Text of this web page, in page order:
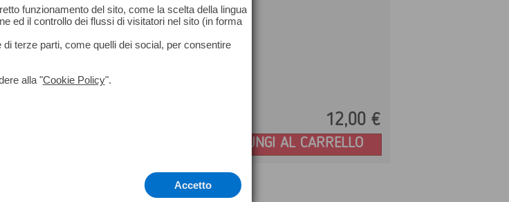
12,00 €
AGGIUNGI AL CARRELLO
funzionamento del sito, come la scelta della lingua
ed il controllo dei flussi di visitatori nel sito (in forma
terze parti, come quelli dei social, per consentire
alla "Cookie Policy".
Accetto